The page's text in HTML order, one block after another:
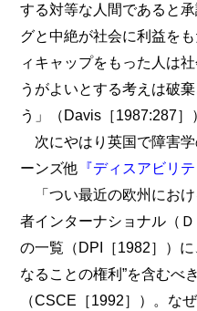
する対等な人間であると
グと中絶が社会に利益を
ィキャップをもった人は
うがよいとする考えは破
う」（Davis［1987:287］
次にやはり英国で障害
ーンズ他 『ディスアビリ
「つい最近の欧州にお
者インターナショナル（
の一覧（DPI［1982］）に
なることの権利”を含むべ
（CSCE［1992］）。な